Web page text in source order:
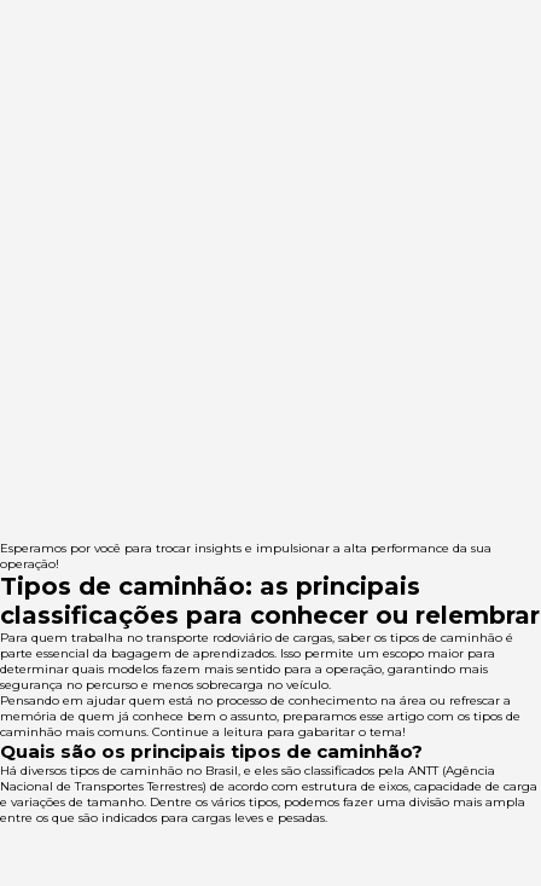
Esperamos por você para trocar insights e impulsionar a alta performance da sua
operação!
Tipos de caminhão: as principais
classificações para conhecer ou relembrar
Para quem trabalha no transporte rodoviário de cargas, saber os tipos de caminhão é
parte essencial da bagagem de aprendizados. Isso permite um escopo maior para
determinar quais modelos fazem mais sentido para a operação, garantindo mais
segurança no percurso e menos sobrecarga no veículo.
Pensando em ajudar quem está no processo de conhecimento na área ou refrescar a
memória de quem já conhece bem o assunto, preparamos esse artigo com os tipos de
caminhão mais comuns. Continue a leitura para gabaritar o tema!
Quais são os principais tipos de caminhão?
Há diversos tipos de caminhão no Brasil, e eles são classificados pela ANTT (Agência
Nacional de Transportes Terrestres) de acordo com estrutura de eixos, capacidade de carga
e variações de tamanho. Dentre os vários tipos, podemos fazer uma divisão mais ampla
entre os que são indicados para cargas leves e pesadas.